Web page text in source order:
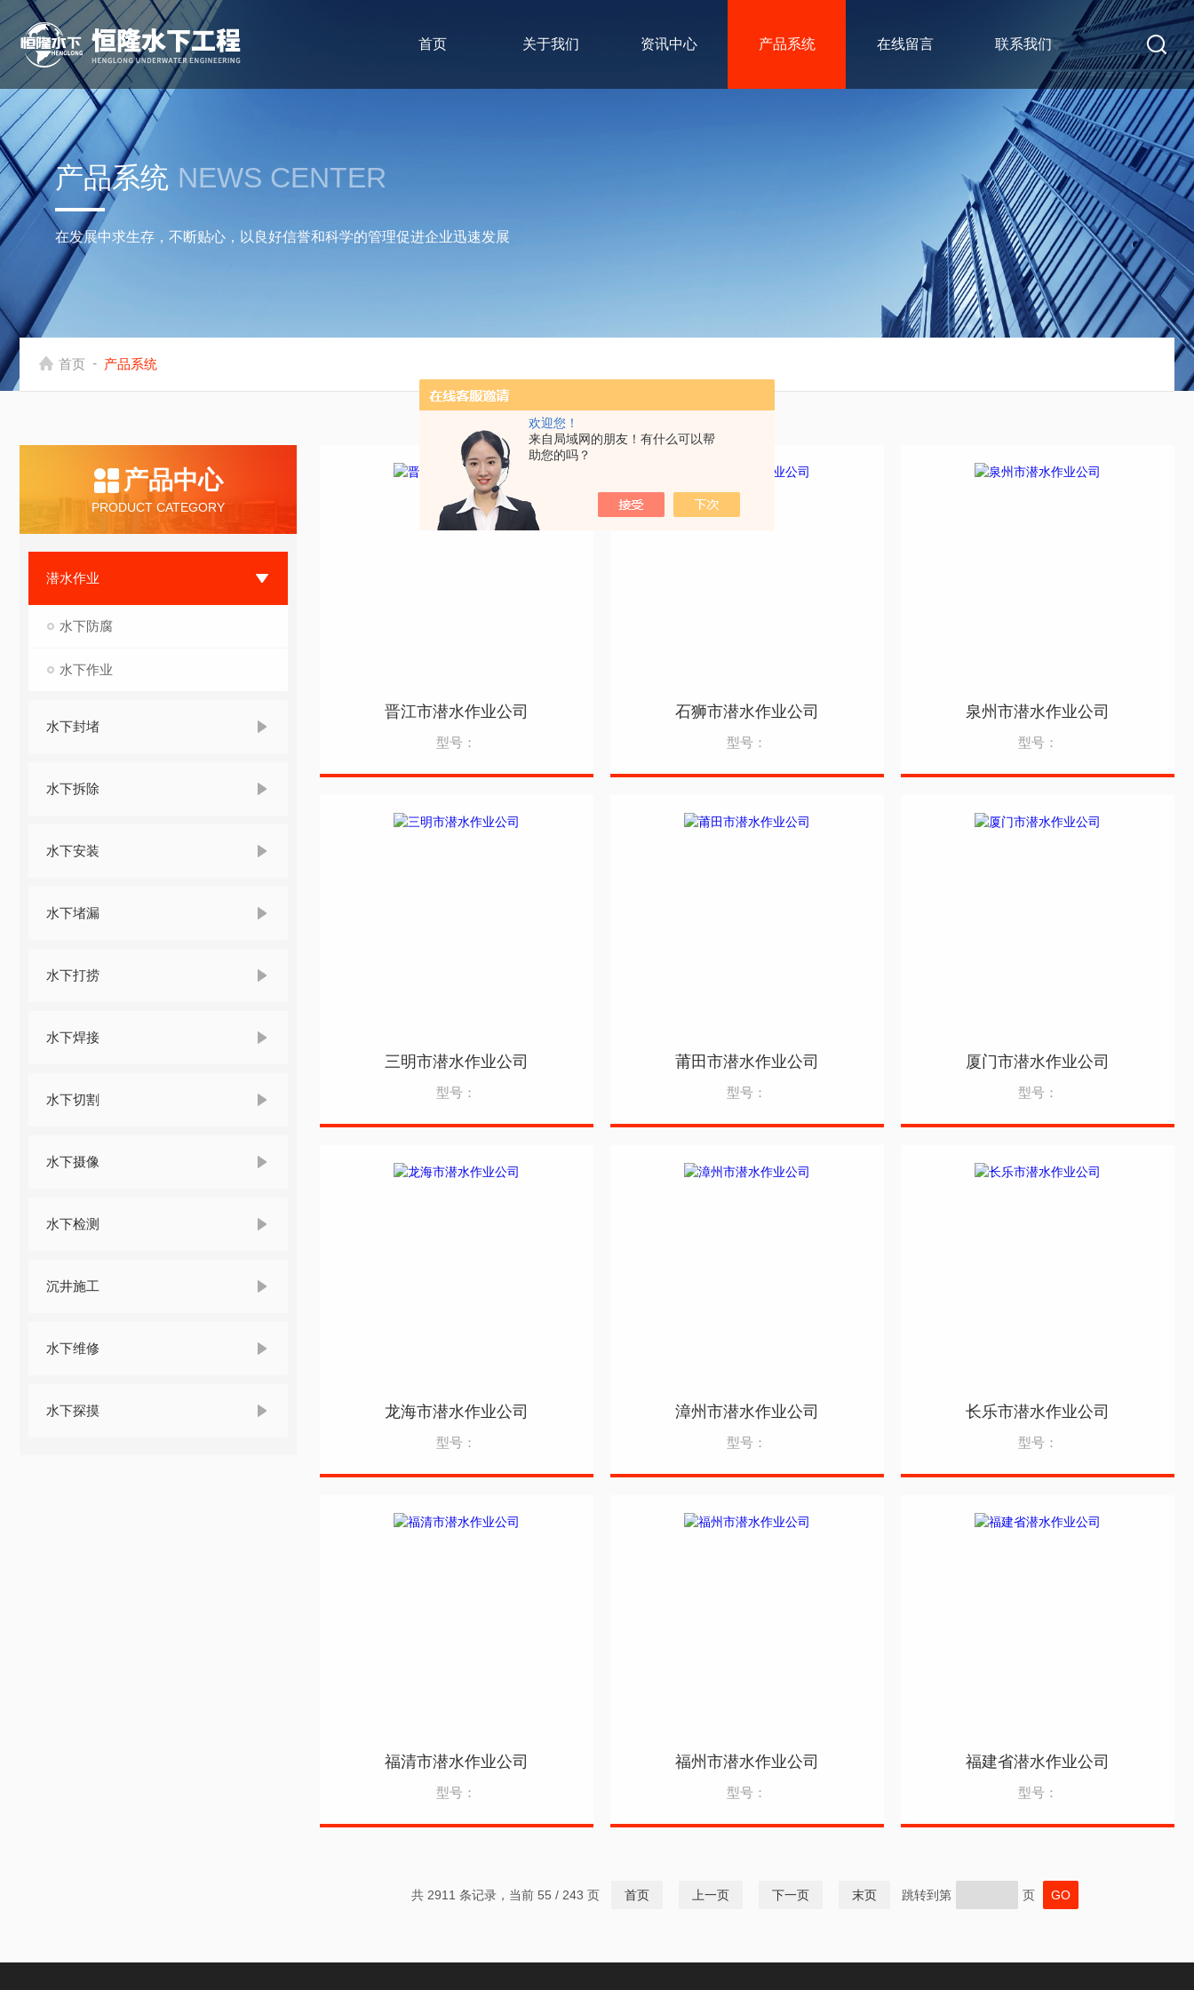
欢迎您！
来自局域网的朋友！有什么可以帮
助您的吗？
首页 关于我们 资讯中心 产品系统 在线留言 联系我们
产品系统 NEWS CENTER
在发展中求生存，不断贴心，以良好信誉和科学的管理促进企业迅速发展
首页 - 产品系统
产品中心
PRODUCT CATEGORY
潜水作业
水下防腐
水下作业
水下封堵
水下拆除
水下安装
水下堵漏
水下打捞
水下焊接
水下切割
水下摄像
水下检测
沉井施工
水下维修
水下探摸
晋江市潜水作业公司
型号：
石狮市潜水作业公司
型号：
泉州市潜水作业公司
型号：
三明市潜水作业公司
型号：
莆田市潜水作业公司
型号：
厦门市潜水作业公司
型号：
龙海市潜水作业公司
型号：
漳州市潜水作业公司
型号：
长乐市潜水作业公司
型号：
福清市潜水作业公司
型号：
福州市潜水作业公司
型号：
福建省潜水作业公司
型号：
共 2911 条记录，当前 55 / 243 页 首页 上一页 下一页 末页 跳转到第 页